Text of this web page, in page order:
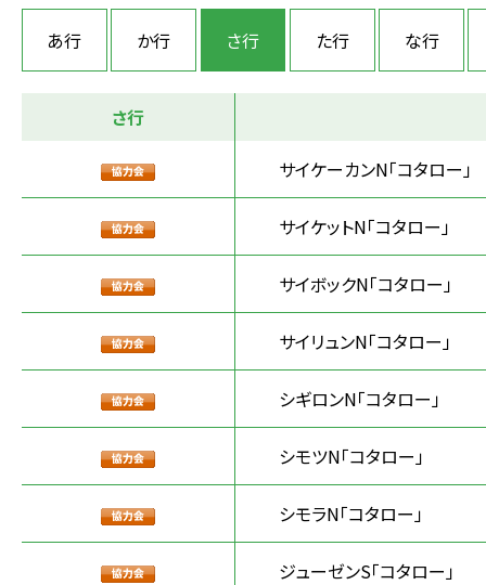
あ行 か行 さ行 た行 な行
さ行
サイケーカンN「コタロー」
サイケットN「コタロー」
サイボックN「コタロー」
サイリュンN「コタロー」
シギロンN「コタロー」
シモツN「コタロー」
シモラN「コタロー」
ジューゼンS「コタロー」